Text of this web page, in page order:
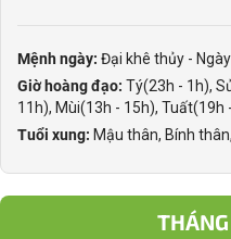
Mệnh ngày: Đại khê thủy -
Giờ hoàng đạo: Tý(23h - 1h),
11h), Mùi(13h - 15h), Tuất(19h
Tuổi xung: Mậu thân, Bính